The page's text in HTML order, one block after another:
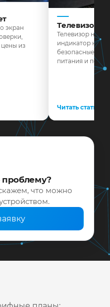
экран
из
Телевизор
Телевизор не
индикатор не
безопасные
питания и
Читать статью
что можно